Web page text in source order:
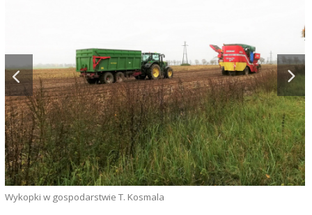
Wykopki w gospodarstwie T. Kosmala